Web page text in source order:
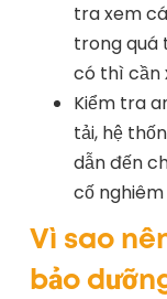
tra xem
trong quá
có thì cần
Kiểm tra
tải, hệ
dẫn đến
cố
Vì sao
bảo